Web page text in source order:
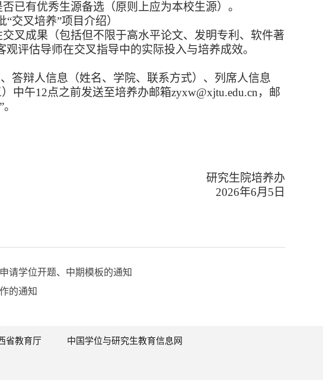
已有优秀生源备选（原则上应为本校生源）。
“交叉培养”项目介绍）
交叉成果（包括但不限于高水平论文、发明专利、软件著
观评估导师在交叉指导中的实际投入与培养成效。
答辩人信息（姓名、学院、联系方式）、列席人信息
） 中午12点之前发送至培养办邮箱zyxw@xjtu.edu.cn，邮
研究生院培养办
2026年6月 5 日
请学位开题、中期模板的通知
的通知
省教育厅 中国学位与研究生教育信息网